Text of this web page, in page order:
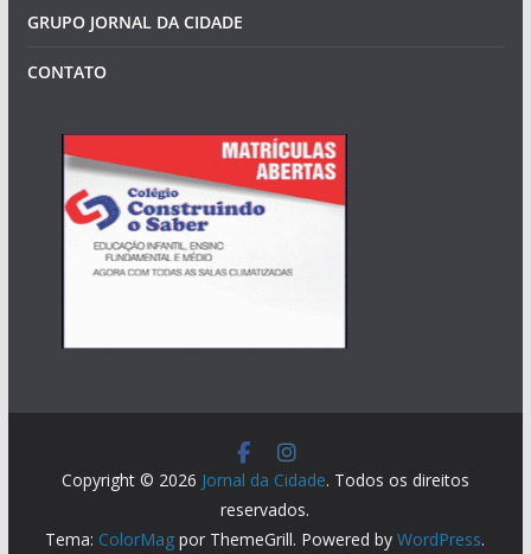
GRUPO JORNAL DA CIDADE
CONTATO
Copyright © 2026 Jornal da Cidade. Todos os direitos
reservados.
Tema: ColorMag por ThemeGrill. Powered byWordPress.